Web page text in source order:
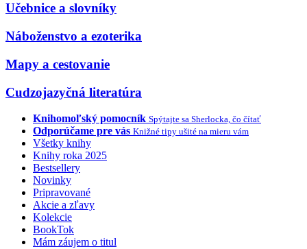
Učebnice a slovníky
Náboženstvo a ezoterika
Mapy a cestovanie
Cudzojazyčná literatúra
Knihomoľský pomocník Spýtajte sa Sherlocka, čo čítať
Odporúčame pre vás Knižné tipy ušité na mieru vám
Všetky knihy
Knihy roka 2025
Bestsellery
Novinky
Pripravované
Akcie a zľavy
Kolekcie
BookTok
Mám záujem o titul